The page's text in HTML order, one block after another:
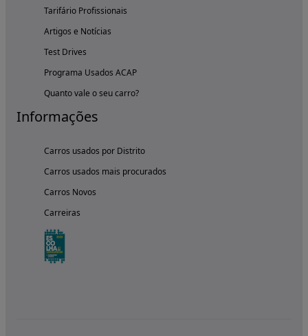
Tarifário Profissionais
Artigos e Notícias
Test Drives
Programa Usados ACAP
Quanto vale o seu carro?
Informações
Carros usados por Distrito
Carros usados mais procurados
Carros Novos
Carreiras